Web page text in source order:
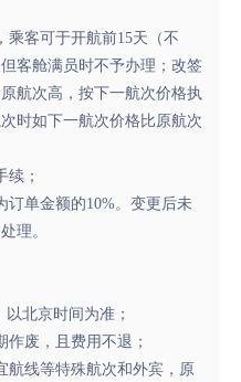
乘客可于开航前15天（不
客舱满员时不予办理；改签
航次高，按下一航次价格执
时如下一航次价格比原航次
续；
订单金额的10%。变更后未
理。
北京时间为准；
废，且费用不退；
航线等特殊航次和外宾，原